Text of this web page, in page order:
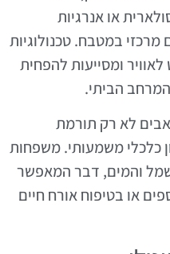
או אנרגיות
במטבח. טכנולוגיות
ומסייעות להפחית
הביתי.
לא רק תורמת
כלכלי משמעותי. משפחות
והמים, דבר המאפשר
או בטיפוח אורח חיים